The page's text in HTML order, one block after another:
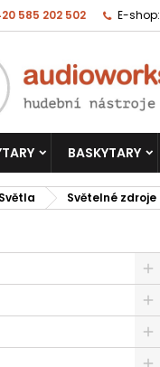
585 202 502 E-shop:
BASKYTARY
Světla Světelné zdroje